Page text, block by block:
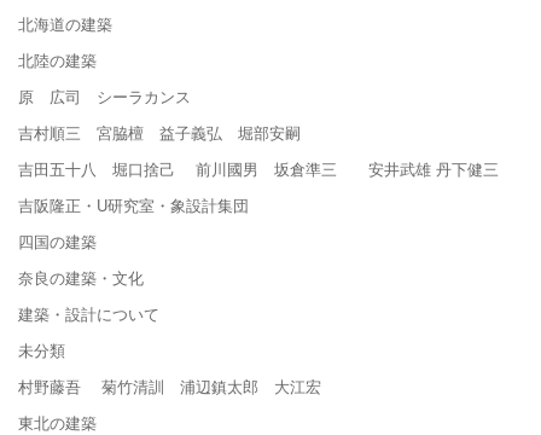
北海道の建築
北陸の建築
原 広司 シーラカンス
吉村順三 宮脇檀 益子義弘 堀部安嗣
吉田五十八 堀口捨己 前川國男 坂倉準三 安井武雄 丹下健三
吉阪隆正・U研究室・象設計集団
四国の建築
奈良の建築・文化
建築・設計について
未分類
村野藤吾 菊竹清訓 浦辺鎮太郎 大江宏
東北の建築